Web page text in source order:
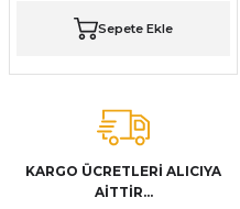
Sepete Ekle
KARGO ÜCRETLERİ ALICIYA
AİTTİR...